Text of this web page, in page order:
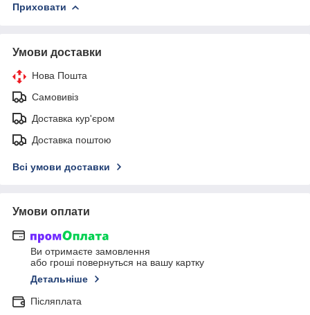
Приховати
Умови доставки
Нова Пошта
Самовивіз
Доставка кур'єром
Доставка поштою
Всі умови доставки
Умови оплати
Ви отримаєте замовлення
або гроші повернуться на вашу картку
Детальніше
Післяплата